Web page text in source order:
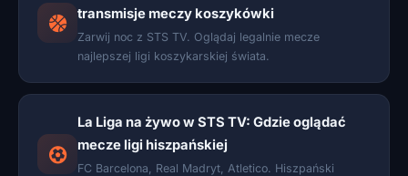
transmisje meczy koszykówki
Zarwij noc z STS TV. Oglądaj legalnie mecze
najlepszej ligi koszykarskiej świata.
La Liga na żywo w STS TV: Gdzie oglądać
mecze ligi hiszpańskiej
FC Barcelona, Real Madryt, Atletico. Hiszpański